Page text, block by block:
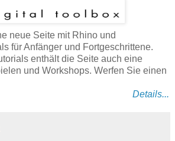
neue Seite mit Rhino und
für Anfänger und Fortgeschrittene.
enthält die Seite auch eine
und Workshops. Werfen Sie einen
Details...